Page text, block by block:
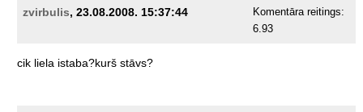
zvirbulis, 23.08.2008. 15:37:44
Komentāra reitings:
6.93
cik liela istaba?kurš stāvs?